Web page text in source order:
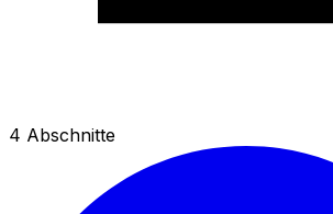
4 Abschnitte